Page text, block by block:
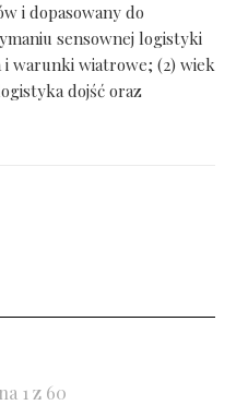
i dopasowany do
sensownej logistyki
i warunki wiatrowe; (2) wiek
dojść oraz
1 z 60